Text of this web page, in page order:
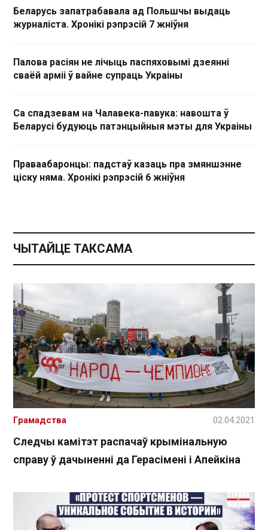
Беларусь запатрабавала ад Польшчы выдаць
журналіста. Хронікі рэпрэсій 7 жніўня
Палова расіян не лічыць паспяховымі дзеянні
сваёй арміі ў вайне супраць Украіны
Са спадзевам на Чалавека-павука: навошта ў
Беларусі будуюць патэнцыйныя мэты для Украіны
Праваабаронцы: падстаў казаць пра змяншэнне
ціску няма. Хронікі рэпрэсій 6 жніўня
ЧЫТАЙЦЕ ТАКСАМА
Следчы камітэт распачаў крымінальную
справу ў дачыненні да Герасімені і Апейкіна
Грамадства 02.04.2021